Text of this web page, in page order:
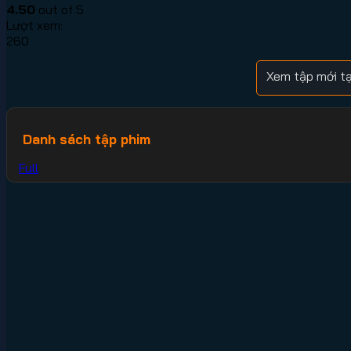
4.50 out of 5
Lượt xem:
260
Xem tập mới
Danh sách tập phim
Full